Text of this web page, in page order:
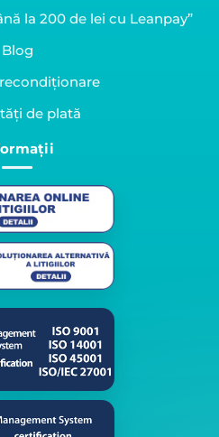
la 200 de lei cu Leanpay”
Blog
de plată